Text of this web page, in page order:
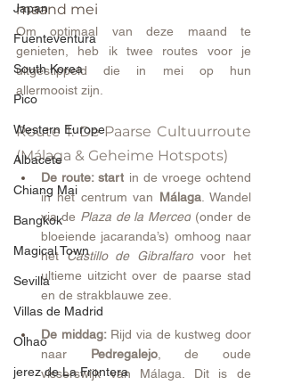
Japan
Fuenteventura
South Korea
Pico
Western Europe
Albacete
Chiang Mai
Bangkok
Magical Town
Sevilla
Villas de Madrid
Olhao
jerez de La Frontera
maand mei
Om optimaal van deze maand te
genieten, heb ik twee routes voor je
uitgestippeld die in mei op hun
allermooist zijn.
Route 1: De Paarse Cultuurroute
(Málaga & Geheime Hotspots)
De route: start in de vroege ochtend
in het centrum van Málaga. Wandel
via de Plaza de la Merced (onder de
bloeiende jacaranda’s) omhoog naar
het Castillo de Gibralfaro voor het
ultieme uitzicht over de paarse stad
en de strakblauwe zee.
De middag: Rijd via de kustweg door
naar Pedregalejo, de oude
visserswijk van Málaga. Dit is de